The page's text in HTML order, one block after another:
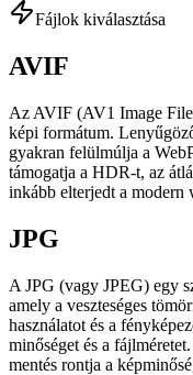
Fájlok kiválasztása
AVIF
Az AVIF (AV1 Image
képi formátum.
gyakran felülmúlja a
támogatja a HDR-t, az
inkább elterjedt a modern
JPG
A JPG (vagy JPEG) egy
amely a veszteséges
használatot és a
minőséget és a
mentés rontja a